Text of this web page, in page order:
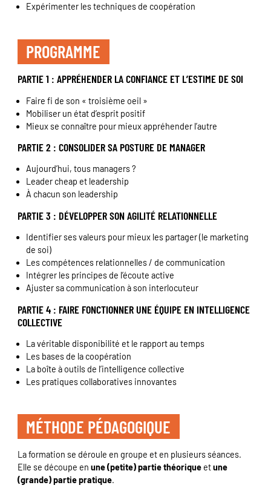
Expérimenter les techniques de coopération
PROGRAMME
PARTIE 1 : APPRÉHENDER LA CONFIANCE ET L’ESTIME DE SOI
Faire fi de son « troisième oeil »
Mobiliser un état d’esprit positif
Mieux se connaître pour mieux appréhender l’autre
PARTIE 2 : CONSOLIDER SA POSTURE DE MANAGER
Aujourd’hui, tous managers ?
Leader cheap et leadership
À chacun son leadership
PARTIE 3 : DÉVELOPPER SON AGILITÉ RELATIONNELLE
Identifier ses valeurs pour mieux les partager (le marketing
de soi)
Les compétences relationnelles / de communication
Intégrer les principes de l’écoute active
Ajuster sa communication à son interlocuteur
PARTIE 4 : FAIRE FONCTIONNER UNE ÉQUIPE EN INTELLIGENCE
COLLECTIVE
La véritable disponibilité et le rapport au temps
Les bases de la coopération
La boîte à outils de l’intelligence collective
Les pratiques collaboratives innovantes
MÉTHODE PÉDAGOGIQUE
La formation se déroule en groupe et en plusieurs séances.
Elle se découpe en une (petite) partie théoriqueetune
(grande) partie pratique.